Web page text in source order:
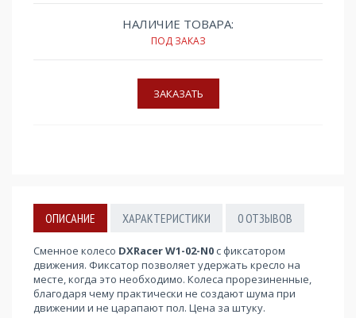
НАЛИЧИЕ ТОВАРА:
ПОД ЗАКАЗ
ОПИСАНИЕ ХАРАКТЕРИСТИКИ 0ОТЗЫВОВ
Сменное колесо DXRacer W1-02-N0 с фиксатором
движения. Фиксатор позволяет удержать кресло на
месте, когда это необходимо. Колеса прорезиненные,
благодаря чему практически не создают шума при
движении и не царапают пол. Цена за штуку.